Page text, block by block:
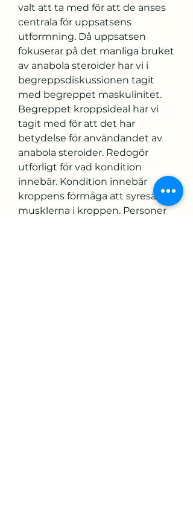
valt att ta med för att de anses
centrala för uppsatsens
utformning. Då uppsatsen
fokuserar på det manliga bruket
av anabola steroider har vi i
begreppsdiskussionen tagit
med begreppet maskulinitet.
Begreppet kroppsideal har vi
tagit med för att det har
betydelse för användandet av
anabola steroider. Redogör
utförligt för vad kondition
innebär. Kondition innebär
kroppens förmåga att syresätta
musklerna i kroppen. Personer